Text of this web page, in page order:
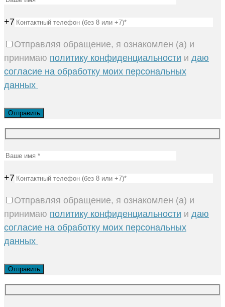
+7
Отправляя обращение, я ознакомлен (а) и
принимаю политику конфиденциальности и даю
согласие на обработку моих персональных
данных
+7
Отправляя обращение, я ознакомлен (а) и
принимаю политику конфиденциальности и даю
согласие на обработку моих персональных
данных